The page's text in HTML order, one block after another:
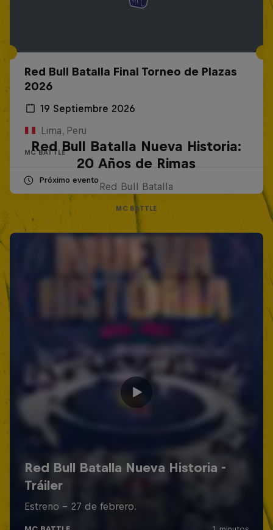
Red Bull Batalla Final Torneo de Plazas
2026
19 Septiembre 2026
Lima, Peru
MC BATTLE
Próximo evento
Red Bull Batalla Nueva Historia:
20 Años de Rimas
Red Bull Batalla
MC BATTLE